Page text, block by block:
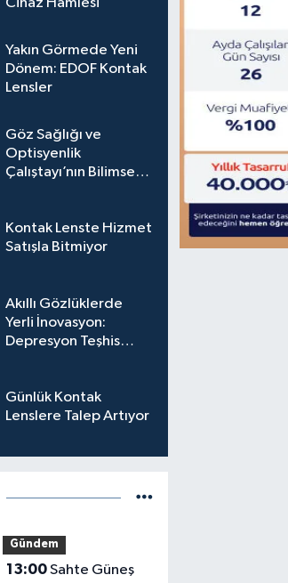
Yakın Görmede Yeni
Dönem: EDOF Kontak
Lensler
Göz Sağlığı ve
Optisyenlik
Çalıştayı’nın Bilimsel
Kontak Lenste Hizmet
Satışla Bitmiyor
Akıllı Gözlüklerde
Yerli İnovasyon:
Depresyon Teşhis
Günlük Kontak
Lenslere Talep Artıyor
Gündem
13:00Sahte Güneş